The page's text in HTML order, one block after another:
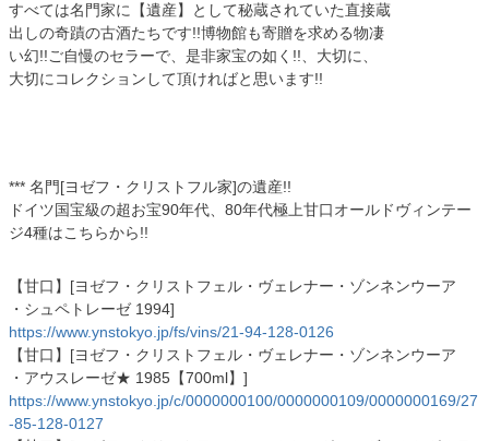
すべては名門家に【遺産】として秘蔵されていた直接蔵
出しの奇蹟の古酒たちです!!博物館も寄贈を求める物凄
い幻!!ご自慢のセラーで、是非家宝の如く!!、大切に、
大切にコレクションして頂ければと思います!!
*** 名門[ヨゼフ・クリストフル家]の遺産!!
ドイツ国宝級の超お宝90年代、80年代極上甘口オールドヴィンテー
ジ4種はこちらから!!
【甘口】[ヨゼフ・クリストフェル・ヴェレナー・ゾンネンウーア
・シュペトレーゼ 1994]
https://www.ynstokyo.jp/fs/vins/21-94-128-0126
【甘口】[ヨゼフ・クリストフェル・ヴェレナー・ゾンネンウーア
・アウスレーゼ★ 1985【700ml】]
https://www.ynstokyo.jp/c/0000000100/0000000109/0000000169/27
-85-128-0127